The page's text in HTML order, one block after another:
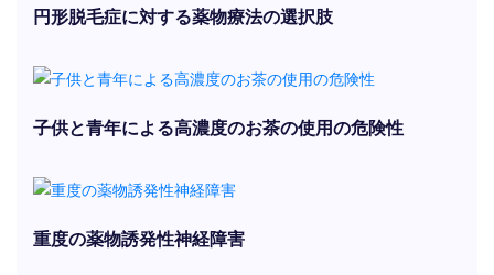
円形脱毛症に対する薬物療法の選択肢
子供と青年による高濃度のお茶の使用の危険性
重度の薬物誘発性神経障害